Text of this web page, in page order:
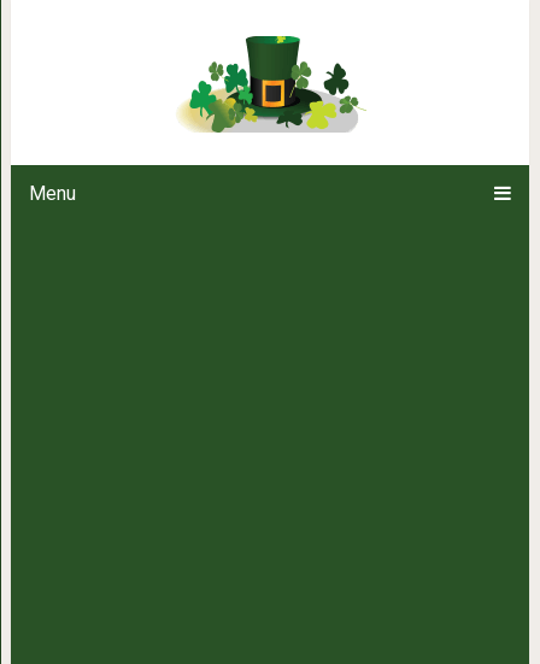
Menu
Парень установил в спальне